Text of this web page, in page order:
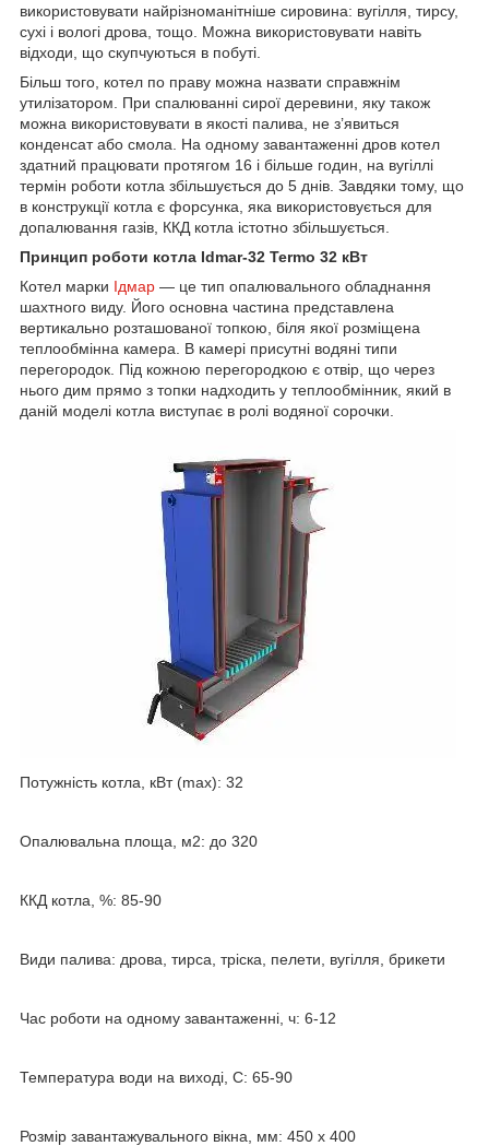
використовувати найрізноманітніше сировина: вугілля, тирсу,
сухі і вологі дрова, тощо. Можна використовувати навіть
відходи, що скупчуються в побуті.
Більш того, котел по праву можна назвати справжнім
утилізатором. При спалюванні сирої деревини, яку також
можна використовувати в якості палива, не з’явиться
конденсат або смола. На одному завантаженні дров котел
здатний працювати протягом 16 і більше годин, на вугіллі
термін роботи котла збільшується до 5 днів. Завдяки тому, що
в конструкції котла є форсунка, яка використовується для
допалювання газів, ККД котла істотно збільшується.
Принцип роботи котла Idmar-32 Termo 32 кВт
Котел марки Ідмар — це тип опалювального обладнання
шахтного виду. Його основна частина представлена
вертикально розташованої топкою, біля якої розміщена
теплообмінна камера. В камері присутні водяні типи
перегородок. Під кожною перегородкою є отвір, що через
нього дим прямо з топки надходить у теплообмінник, який в
даній моделі котла виступає в ролі водяної сорочки.
Потужність котла, кВт (max): 32
Опалювальна площа, м2: до 320
ККД котла, %: 85-90
Види палива: дрова, тирса, тріска, пелети, вугілля, брикети
Час роботи на одному завантаженні, ч: 6-12
Температура води на виході, C: 65-90
Розмір завантажувального вікна, мм: 450 х 400